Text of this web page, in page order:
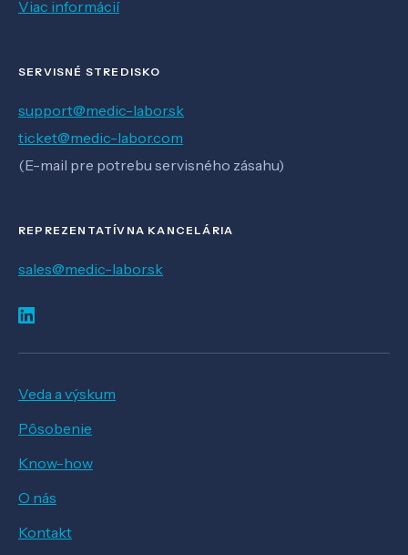
Viac informácií
SERVISNÉ STREDISKO
support@medic-labor.sk
ticket@medic-labor.com
(E-mail pre potrebu servisného zásahu)
REPREZENTATÍVNA KANCELÁRIA
sales@medic-labor.sk
Veda a výskum
Pôsobenie
Know-how
O nás
Kontakt